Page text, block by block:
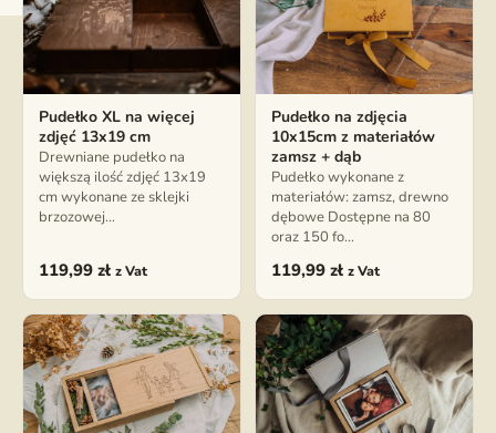
Pudełko XL na więcej
zdjęć 13x19 cm
Drewniane pudełko na
większą ilość zdjęć 13x19
cm wykonane ze sklejki
brzozowej…
119,99 zł z Vat
Pudełko na zdjęcia
10x15cm z materiałów
zamsz + dąb
Pudełko wykonane z
materiałów: zamsz, drewno
dębowe Dostępne na 80
oraz 150 fo…
119,99 zł z Vat